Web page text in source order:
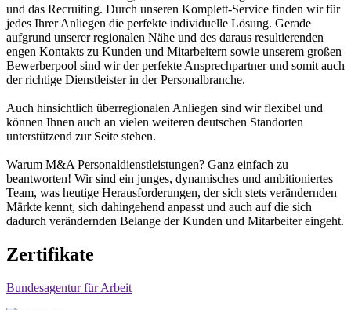
und das Recruiting. Durch unseren Komplett-Service finden wir für
jedes Ihrer Anliegen die perfekte individuelle Lösung. Gerade
aufgrund unserer regionalen Nähe und des daraus resultierenden
engen Kontakts zu Kunden und Mitarbeitern sowie unserem großen
Bewerberpool sind wir der perfekte Ansprechpartner und somit auch
der richtige Dienstleister in der Personalbranche.
Auch hinsichtlich überregionalen Anliegen sind wir flexibel und
können Ihnen auch an vielen weiteren deutschen Standorten
unterstützend zur Seite stehen.
Warum M&A Personaldienstleistungen? Ganz einfach zu
beantworten! Wir sind ein junges, dynamisches und ambitioniertes
Team, was heutige Herausforderungen, der sich stets verändernden
Märkte kennt, sich dahingehend anpasst und auch auf die sich
dadurch verändernden Belange der Kunden und Mitarbeiter eingeht.
Zertifikate
Bundesagentur für Arbeit